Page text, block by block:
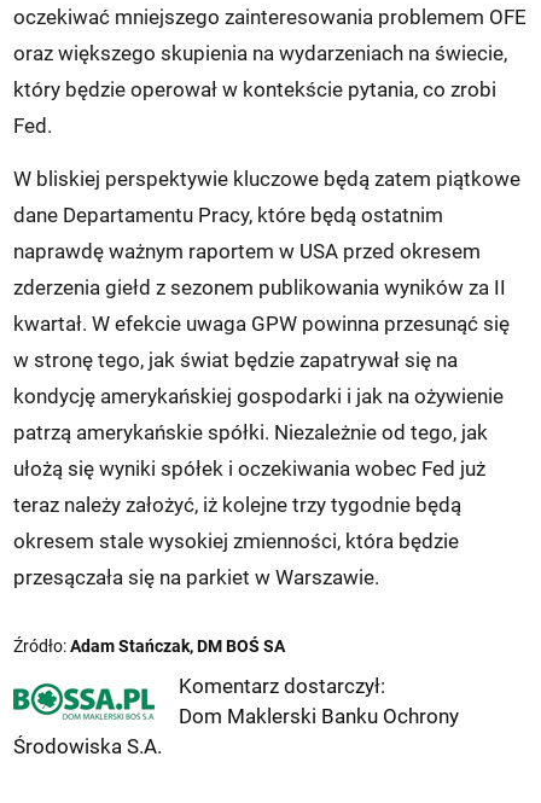
oczekiwać mniejszego zainteresowania problemem OFE
oraz większego skupienia na wydarzeniach na świecie,
który będzie operował w kontekście pytania, co zrobi
Fed.
W bliskiej perspektywie kluczowe będą zatem piątkowe
dane Departamentu Pracy, które będą ostatnim
naprawdę ważnym raportem w USA przed okresem
zderzenia giełd z sezonem publikowania wyników za II
kwartał. W efekcie uwaga GPW powinna przesunąć się
w stronę tego, jak świat będzie zapatrywał się na
kondycję amerykańskiej gospodarki i jak na ożywienie
patrzą amerykańskie spółki. Niezależnie od tego, jak
ułożą się wyniki spółek i oczekiwania wobec Fed już
teraz należy założyć, iż kolejne trzy tygodnie będą
okresem stale wysokiej zmienności, która będzie
przesączała się na parkiet w Warszawie.
Źródło:Adam Stańczak, DM BOŚ SA
Komentarz dostarczył:
Dom Maklerski Banku Ochrony
Środowiska S.A.